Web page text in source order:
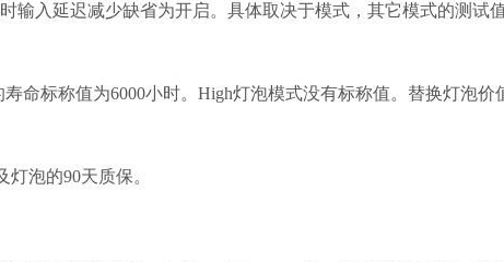
入延迟减少缺省为开启。具体取决于模式，其它模式的测试
标称值为6000小时。High灯泡模式没有标称值。替换灯泡价
泡的90天质保。